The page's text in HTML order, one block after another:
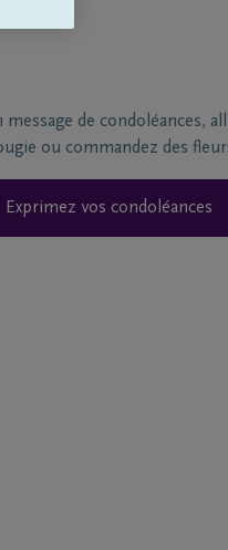
message de condoléances,
ou commandez des
Exprimez vos condoléances